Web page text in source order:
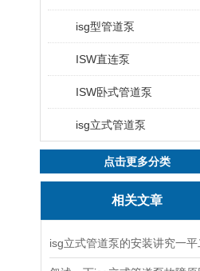
isg型管道泵
ISW直连泵
ISW卧式管道泵
isg立式管道泵
点击更多分类
相关文章